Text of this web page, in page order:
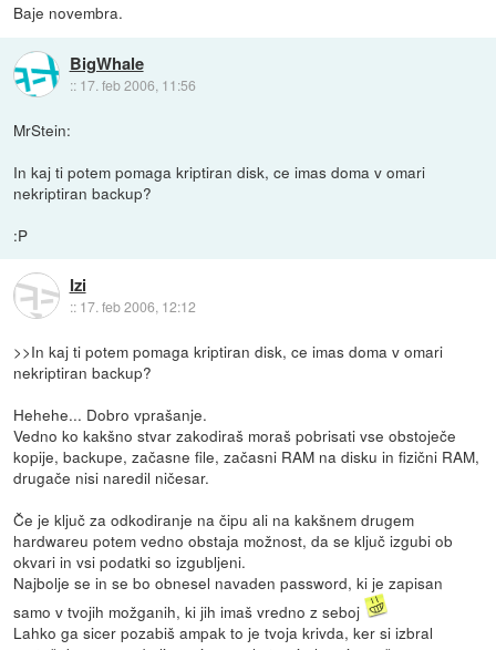
Baje novembra.
BigWhale
:: 17. feb 2006, 11:56
MrStein:
In kaj ti potem pomaga kriptiran disk, ce imas doma v omari
nekriptiran backup?
:P
Izi
:: 17. feb 2006, 12:12
>>In kaj ti potem pomaga kriptiran disk, ce imas doma v omari
nekriptiran backup?
Hehehe... Dobro vprašanje.
Vedno ko kakšno stvar zakodiraš moraš pobrisati vse obstoječe
kopije, backupe, začasne file, začasni RAM na disku in fizični RAM,
drugače nisi naredil ničesar.
Če je ključ za odkodiranje na čipu ali na kakšnem drugem
hardwareu potem vedno obstaja možnost, da se ključ izgubi ob
okvari in vsi podatki so izgubljeni.
Najbolje se in se bo obnesel navaden password, ki je zapisan
samo v tvojih možganih, ki jih imaš vredno z seboj
Lahko ga sicer pozabiš ampak to je tvoja krivda, ker si izbral